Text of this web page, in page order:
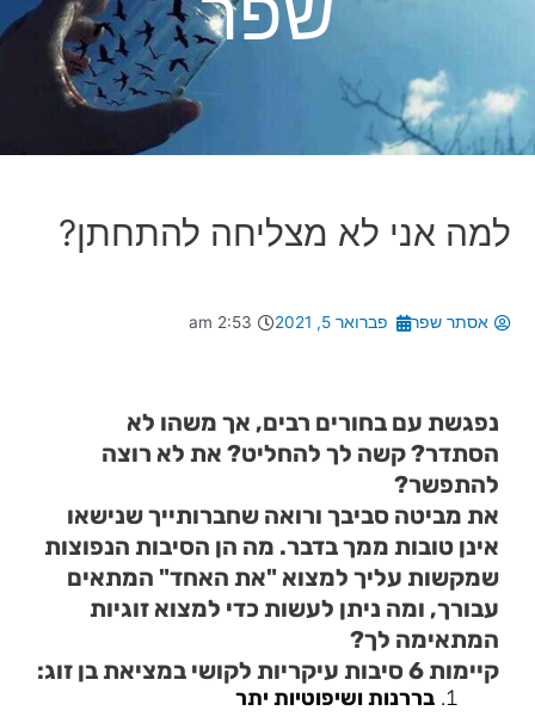
למה אני לא מצליחה להתחתן?
אסתר שפר פברואר 5, 2021 2:53 am
נפגשת עם בחורים רבים, אך משהו לא
הסתדר? קשה לך להחליט? את לא רוצה
להתפשר?
את מביטה סביבך ורואה שחברותייך שנישאו
אינן טובות ממך בדבר. מה הן הסיבות הנפוצות
שמקשות עליך למצוא "את האחד" המתאים
עבורך, ומה ניתן לעשות כדי למצוא זוגיות
המתאימה לך?
קיימות 6 סיבות עיקריות לקושי במציאת בן זוג:
בררנות ושיפוטיות יתר